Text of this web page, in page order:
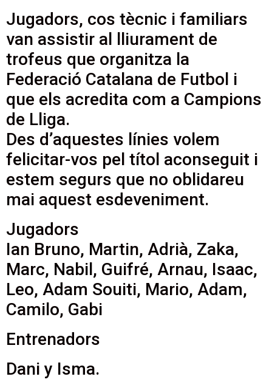
Jugadors, cos tècnic i familiars
van assistir al lliurament de
trofeus que organitza la
Federació Catalana de Futbol i
que els acredita com a Campions
de Lliga.
Des d’aquestes línies volem
felicitar-vos pel títol aconseguit i
estem segurs que no oblidareu
mai aquest esdeveniment.
Jugadors
Ian Bruno, Martin, Adrià, Zaka,
Marc, Nabil, Guifré, Arnau, Isaac,
Leo, Adam Souiti, Mario, Adam,
Camilo, Gabi
Entrenadors
Dani y Isma.